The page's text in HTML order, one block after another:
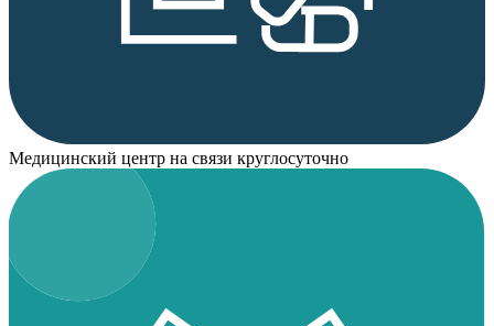
Медицинский центр на связи круглосуточно